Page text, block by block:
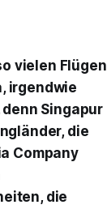
vielen Flügen
irgendwie
Singapur
die
Company
die